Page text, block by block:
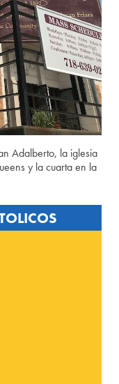
Adalberto, la iglesia
y la cuarta en la